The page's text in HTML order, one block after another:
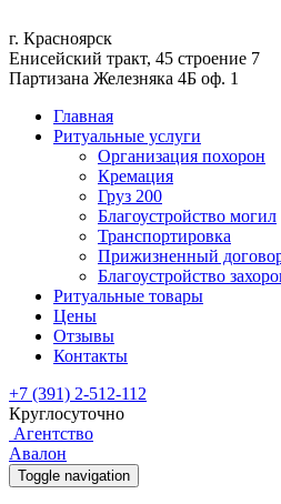
г. Красноярск
Енисейский тракт, 45 строение 7
Партизана Железняка 4Б оф. 1
Главная
Ритуальные услуги
Организация похорон
Кремация
Груз 200
Благоустройство могил
Транспортировка
Прижизненный
Благоустройство
Ритуальные товары
Цены
Отзывы
Контакты
+7 (391) 2-512-112
Круглосуточно
Агентство
Авалон
Toggle navigation